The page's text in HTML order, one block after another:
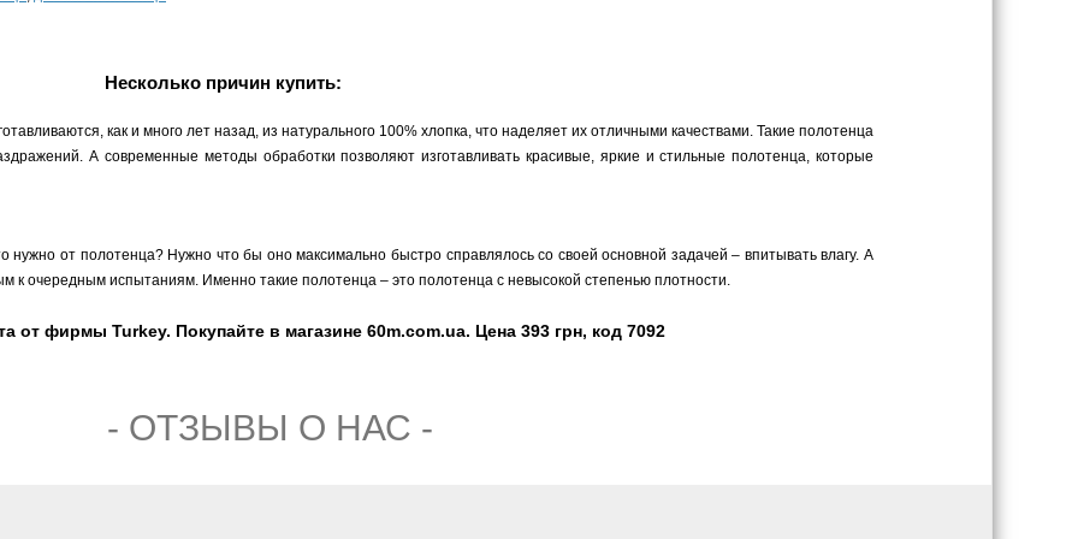
Несколько причин купить:
как и много лет назад, из натурального 100% хлопка, что наделяет их отличными качествами. Такие полотенца
А современные методы обработки позволяют изготавливать красивые, яркие и стильные полотенца, которые
нужно от полотенца? Нужно что бы оно максимально быстро справлялось со своей основной задачей – впитывать влагу. А
к очередным испытаниям. Именно такие полотенца – это полотенца с невысокой степенью плотности.
от фирмы Turkey. Покупайте в магазине 60m.com.ua. Цена 393 грн, код 7092
- ОТЗЫВЫ О НАС -